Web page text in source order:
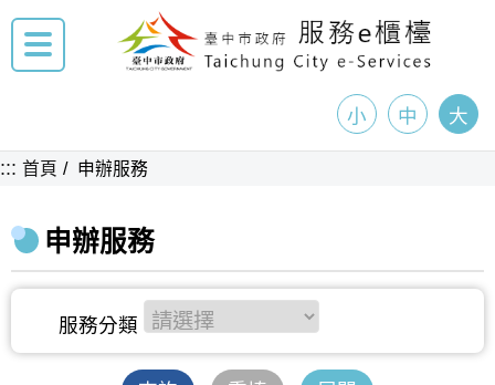
小 中 大
::: 首頁 申辦服務
申辦服務